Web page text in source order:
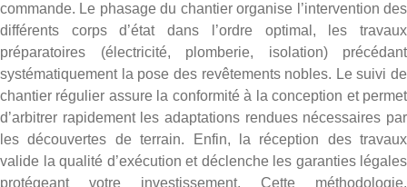
commande. Le phasage du chantier organise l’intervention des
différents corps d’état dans l’ordre optimal, les travaux
préparatoires (électricité, plomberie, isolation) précédant
systématiquement la pose des revêtements nobles. Le suivi de
chantier régulier assure la conformité à la conception et permet
d’arbitrer rapidement les adaptations rendues nécessaires par
les découvertes de terrain. Enfin, la réception des travaux
valide la qualité d’exécution et déclenche les garanties légales
protégeant votre investissement. Cette méthodologie,